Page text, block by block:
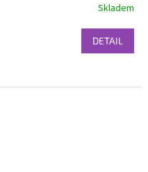
Skladem
DETAIL